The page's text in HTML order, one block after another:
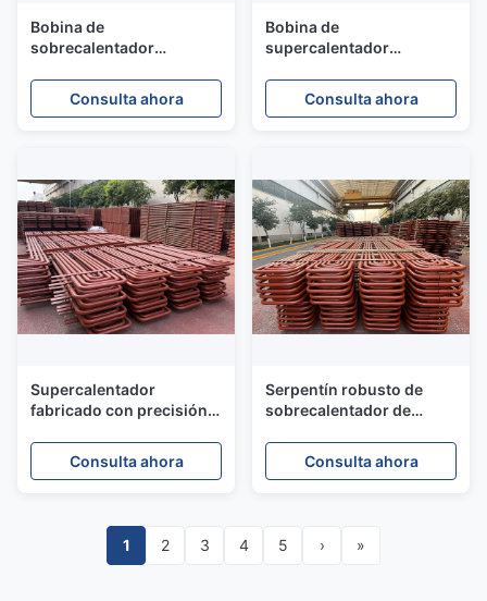
Bobina de
sobrecalentador
eficiencia térmica y
resistencia a altas
Consulta ahora
Bobina de
supercalentador
para una máxima
durabilidad en
Consulta ahora
Supercalentador
fabricado con precisión
estable y un ahorro de
energía en varios tipos de
Consulta ahora
Serpentín robusto de
sobrecalentador de
absorción de calor y
resistencia a la fatiga
Consulta ahora
1 2 3 4 5 › »